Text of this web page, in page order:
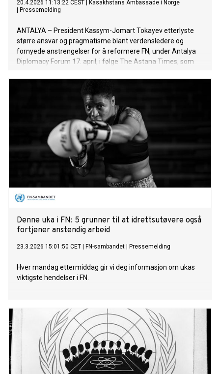
20.4.2026 11:13:22 CEST
Kasakhstans Ambassade i Norge
Pressemelding
ANTALYA – President Kassym-Jomart Tokayev etterlyste
større ansvar og pragmatisme blant verdensledere og
fornyede anstrengelser for å reformere FN, under Antalya
Diplomacy Forum 17. april, i følge The Astana Times, som
Denne uka i FN: 5 grunner til at idrettsutøvere også
fortjener anstendig arbeid
23.3.2026 15:01:50 CET FN-sambandet Pressemelding
Hver mandag ettermiddag gir vi deg informasjon om ukas
viktigste hendelser i FN.